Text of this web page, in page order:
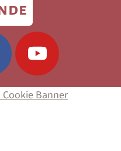
Cookie Banner